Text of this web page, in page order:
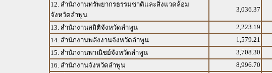
12. สำนักงานทรัพยากรธรรมชาติและสิ่งแวดล้อม
จังหวัดลำพูน
3,036.37
13. สำนักงานสถิติจังหวัดลำพูน 2,223.19
14. สำนักงานพลังงานจังหวัดลำพูน
1,579.21
15. สำนักงานพาณิชย์จังหวัดลำพูน
3,708.30
16. สำนักงานจังหวัดลำพูน
8,996.70